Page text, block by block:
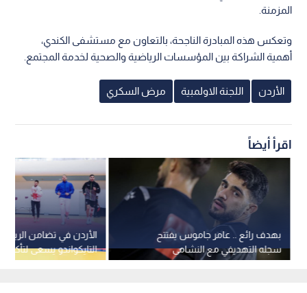
المزمنة.
وتعكس هذه المبادرة الناجحة، بالتعاون مع مستشفى الكندي،
أهمية الشراكة بين المؤسسات الرياضية والصحية لخدمة المجتمع.
الأردن اللجنة الاولمبية مرض السكري
اقرأ أيضاً
الأردن في تضامن
التايكواندو يسعى لتأكيد
بهدف رائع .. عامر جاموس يفتتح
سجله التهديفي مع النشامى